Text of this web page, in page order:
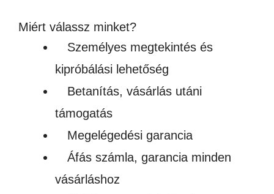
Miért válassz minket?
Személyes megtekintés és
kipróbálási lehetőség
Betanítás, vásárlás utáni
támogatás
Megelégedési garancia
Áfás számla, garancia minden
vásárláshoz